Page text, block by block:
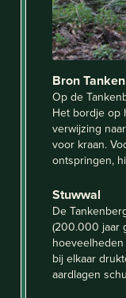
Bron
Op de
Het bordje op
verwijzing
voor kraan.
ontspringen,
Stuwwal
De
(200.000 jaar
bij elkaar
aardlagen